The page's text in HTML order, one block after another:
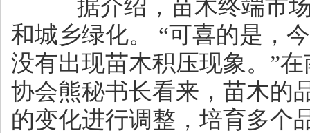
据介绍，苗木终端市场
和城乡绿化。 “可喜的是，
没有出现苗木积压现象。”
协会熊秘书长看来，苗木的
的变化进行调整，培育多个